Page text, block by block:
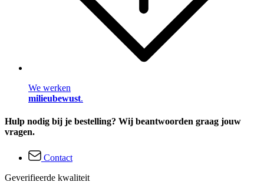
We werken
milieubewust.
Hulp nodig bij je bestelling? Wij beantwoorden graag jouw
vragen.
Contact
Geverifieerde kwaliteit